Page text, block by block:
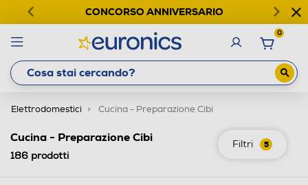
CONCORSO ANNIVERSARIO
0
Elettrodomestici Cucina - Preparazione Cibi
Filtri 5
Cucina - Preparazione Cibi
186 prodotti